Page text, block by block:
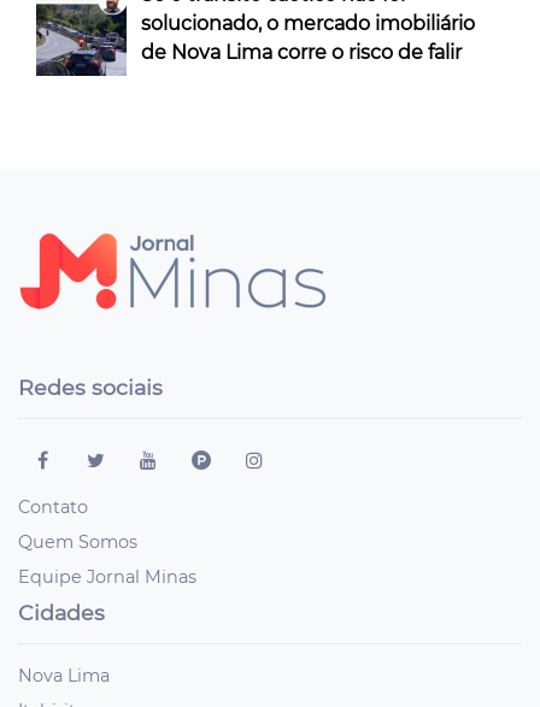
solucionado, o mercado imobiliário
de Nova Lima corre o risco de falir
Redes sociais
Contato
Quem Somos
Equipe Jornal Minas
Cidades
Nova Lima